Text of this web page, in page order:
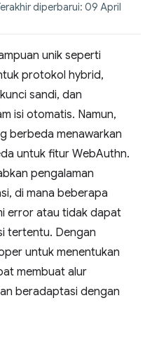
diperbarui: 09 April
unik seperti
protokol hybrid,
sandi, dan
isi otomatis. Namun,
berbeda menawarkan
untuk fitur WebAuthn.
pengalaman
di mana beberapa
error atau tidak dapat
tertentu. Dengan
untuk menentukan
membuat alur
beradaptasi dengan